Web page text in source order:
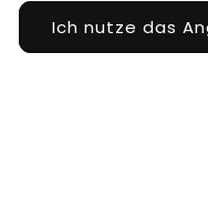
Ich nutze das